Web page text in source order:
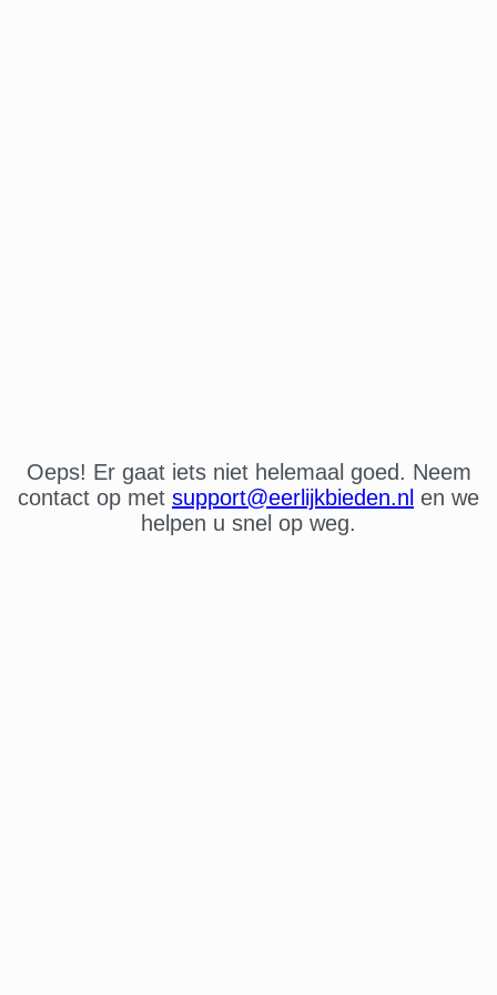
Oeps! Er gaat iets niet helemaal goed. Neem
contact op met support@eerlijkbieden.nl en we
helpen u snel op weg.